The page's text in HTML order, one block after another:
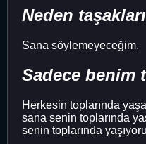
Neden
Sana söylemeyeceğim.
Sadece benim
Herkesin toplarında
sana senin toplarında
senin toplarında